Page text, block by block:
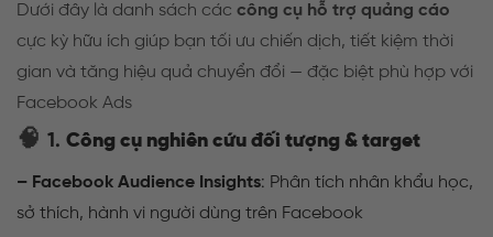
Dưới đây là danh sách các công cụ hỗ trợ quảng cáo
cực kỳ hữu ích giúp bạn tối ưu chiến dịch, tiết kiệm thời
gian và tăng hiệu quả chuyển đổi — đặc biệt phù hợp với
Facebook Ads
🧠 1. Công cụ nghiên cứu đối tượng & target
– Facebook Audience Insights: Phân tích nhân khẩu học,
sở thích, hành vi người dùng trên Facebook